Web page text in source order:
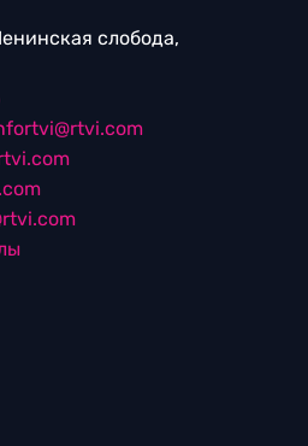
слобода,